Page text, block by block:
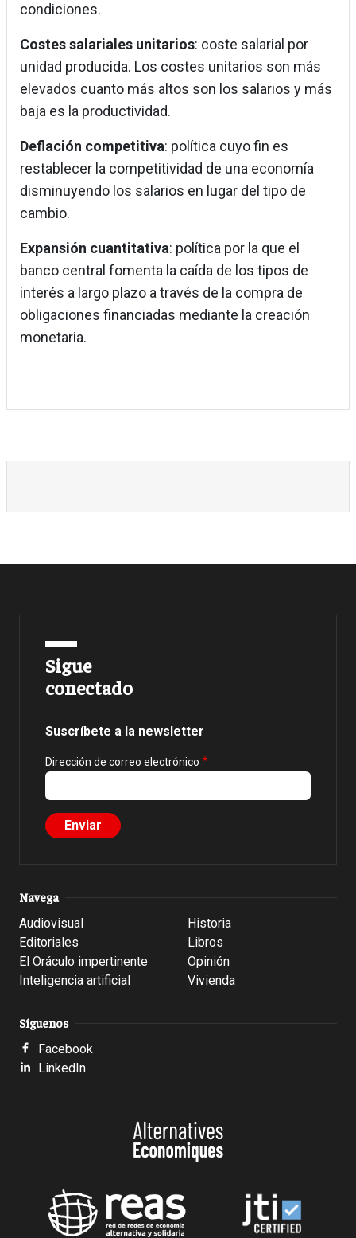
condiciones.
Costes salariales unitarios: coste salarial por
unidad producida. Los costes unitarios son más
elevados cuanto más altos son los salarios y más
baja es la productividad.
Deflación competitiva: política cuyo fin es
restablecer la competitividad de una economía
disminuyendo los salarios en lugar del tipo de
cambio.
Expansión cuantitativa: política por la que el
banco central fomenta la caída de los tipos de
interés a largo plazo a través de la compra de
obligaciones financiadas mediante la creación
monetaria.
Sigue
conectado
Suscríbete a la newsletter
Dirección de correo electrónico
Navega
Audiovisual
Editoriales
El Oráculo impertinente
Inteligencia artificial
Historia
Libros
Opinión
Vivienda
Síguenos
Facebook
LinkedIn